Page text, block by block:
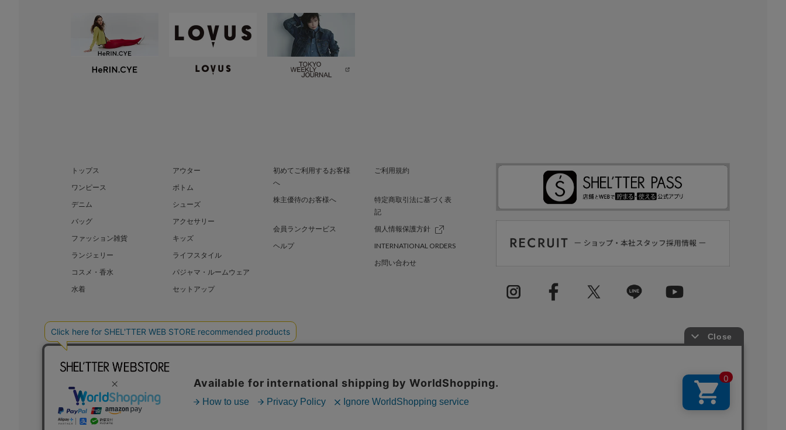
トップス
アウター
ワンピース
ボトム
デニム
シューズ
バッグ
アクセサリー
ファッション雑貨
キッズ
ランジェリー
ライフスタイル
コスメ・香水
パジャマ・ルームウェア
水着
セットアップ
初めてご利用するお客様
へ
ご利用規約
株主優待のお客様へ
特定商取引法に基づく表
記
会員ランクサービス
個人情報保護方針
ヘルプ
INTERNATIONAL ORDERS
お問い合わせ
BAROQUE JAPAN LIMITED SHEL’TTER GREEN 採用情報
COPYRIGHT © BAROQUE JAPAN LIMITED ALL RIGHTS RESERVED.